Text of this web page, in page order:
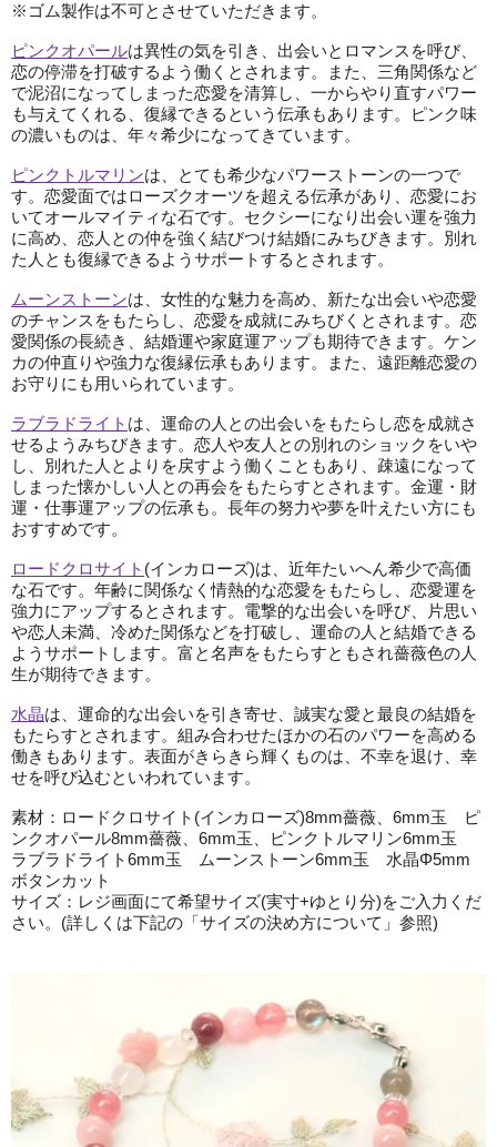
※ゴム製作は不可とさせていただきます。
ピンクオパールは異性の気を引き、出会いとロマンスを呼び、
恋の停滞を打破するよう働くとされます。また、三角関係など
で泥沼になってしまった恋愛を清算し、一からやり直すパワー
も与えてくれる、復縁できるという伝承もあります。ピンク味
の濃いものは、年々希少になってきています。
ピンクトルマリンは、とても希少なパワーストーンの一つで
す。恋愛面ではローズクオーツを超える伝承があり、恋愛にお
いてオールマイティな石です。セクシーになり出会い運を強力
に高め、恋人との仲を強く結びつけ結婚にみちびきます。別れ
た人とも復縁できるようサポートするとされます。
ムーンストーンは、女性的な魅力を高め、新たな出会いや恋愛
のチャンスをもたらし、恋愛を成就にみちびくとされます。恋
愛関係の長続き、結婚運や家庭運アップも期待できます。ケン
カの仲直りや強力な復縁伝承もあります。また、遠距離恋愛の
お守りにも用いられています。
ラブラドライト は、運命の人との出会いをもたらし恋を成就さ
せるようみちびきます。恋人や友人との別れのショックをいや
し、別れた人とよりを戻すよう働くこともあり、疎遠になって
しまった懐かしい人との再会をもたらすとされます。金運・財
運・仕事運アップの伝承も。長年の努力や夢を叶えたい方にも
おすすめです。
ロードクロサイト (インカローズ)は、近年たいへん希少で高価
な石です。年齢に関係なく情熱的な恋愛をもたらし、恋愛運を
強力にアップするとされます。電撃的な出会いを呼び、片思い
や恋人未満、冷めた関係などを打破し、運命の人と結婚できる
ようサポートします。富と名声をもたらすともされ薔薇色の人
生が期待できます。
水晶は、運命的な出会いを引き寄せ、誠実な愛と最良の結婚を
もたらすとされます。組み合わせたほかの石のパワーを高める
働きもあります。表面がきらきら輝くものは、不幸を退け、幸
せを呼び込むといわれています。
素材：ロードクロサイト(インカローズ)8mm薔薇、6mm玉 ピ
ンクオパール8mm薔薇、6mm玉、ピンクトルマリン6mm玉
ラブラドライト6mm玉 ムーンストーン6mm玉 水晶Φ5mm
ボタンカット
サイズ：レジ画面にて希望サイズ(実寸+ゆとり分)をご入力くだ
さい。(詳しくは下記の「サイズの決め方について」参照)